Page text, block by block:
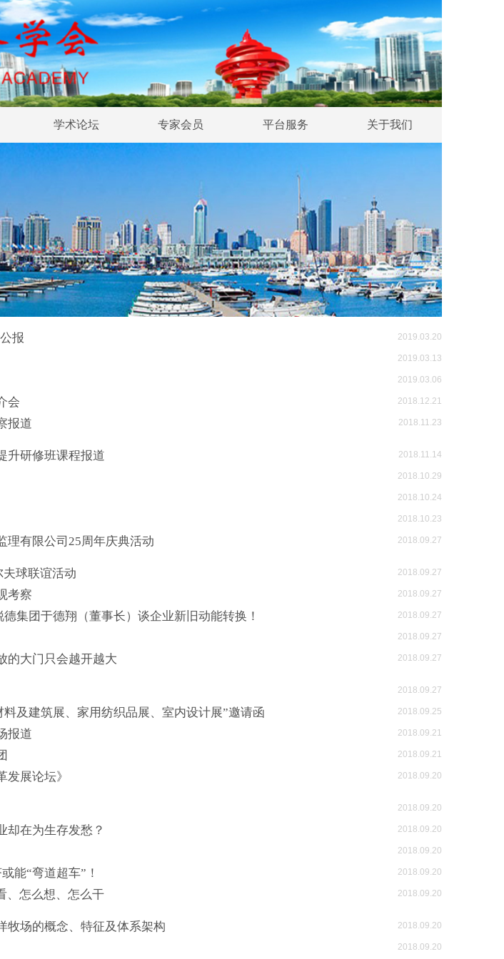
学术论坛 专家会员 平台服务 关于我们
报 2019.03.20
2019.03.13
2019.03.06
会 2018.12.21
报道 2018.11.23
升研修班课程报道 2018.11.14
2018.10.29
2018.10.24
2018.10.23
理有限公司25周年庆典活动 2018.09.27
球联谊活动 2018.09.27
考察 2018.09.27
集团于德翔（董事长）谈企业新旧动能转换！ 2018.09.27
2018.09.27
的大门只会越开越大 2018.09.27
2018.09.27
及建筑展、家用纺织品展、室内设计展”邀请函 2018.09.25
报道 2018.09.21
2018.09.21
展论坛》 2018.09.20
2018.09.20
却在为生存发愁？ 2018.09.20
2018.09.20
能“弯道超车”！ 2018.09.20
、怎么想、怎么干 2018.09.20
牧场的概念、特征及体系架构 2018.09.20
2018.09.20